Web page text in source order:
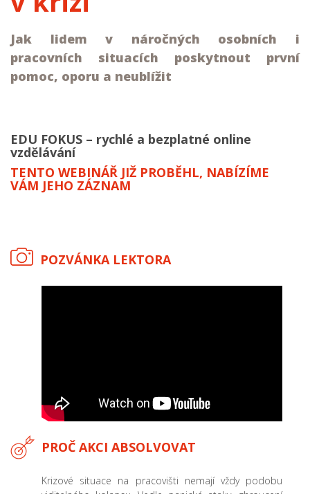
Jak lidem v náročných osobních i
pracovních situacích poskytnout první
pomoc, oporu a neublížit
EDU FOKUS – rychlé a bezplatné online
vzdělávání
TENTO WEBINÁŘ JIŽ PROBĚHL, NABÍZÍME
VÁM JEHO ZÁZNAM
POZVÁNKA LEKTORA
PROČ AKCI ABSOLVOVAT
Krizové situace na pracovišti nemají vždy podobu